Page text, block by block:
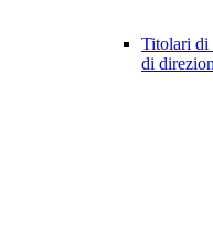
Titolari di
di